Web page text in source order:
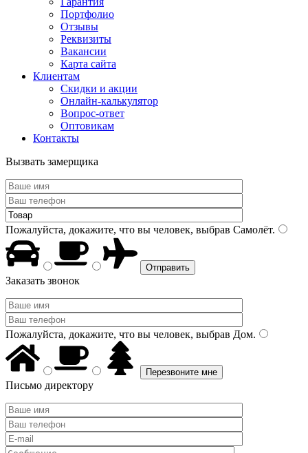
Портфолио
Отзывы
Реквизиты
Вакансии
Карта сайта
Клиентам
Скидки и акции
Онлайн-калькулятор
Вопрос-ответ
Оптовикам
Контакты
Вызвать замерщика
Пожалуйста, докажите, что вы человек, выбрав Самолёт.
Заказать звонок
Пожалуйста, докажите, что вы человек, выбрав Дом.
Письмо директору